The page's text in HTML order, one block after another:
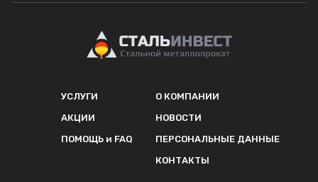
УСЛУГИ
АКЦИИ
ПОМОЩЬ и FAQ
О КОМПАНИИ
НОВОСТИ
ПЕРСОНАЛЬНЫЕ ДАННЫЕ
КОНТАКТЫ